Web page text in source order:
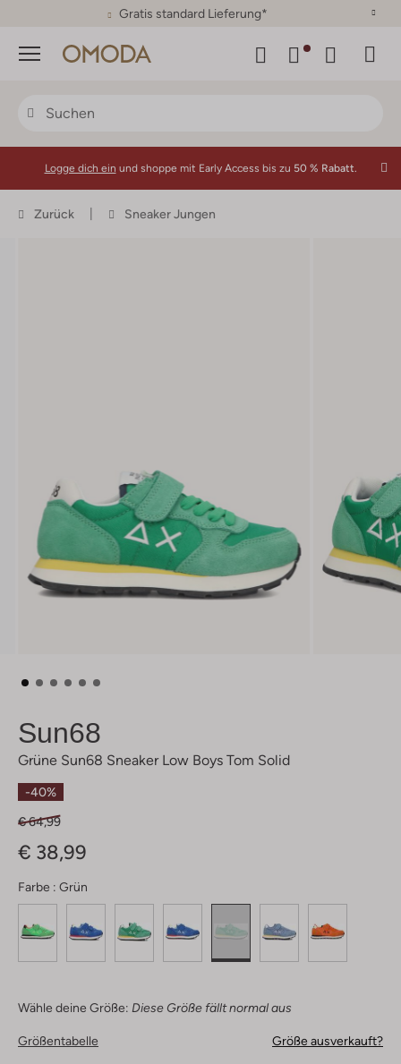
30 Tage Rückgaberecht
Menü
Logge dich ein und shoppe mit Early Access bis zu 50 % Rabatt.
Zurück Sneaker Jungen
Sun68
Grüne Sun68 Sneaker Low Boys Tom Solid
-40%
€ 64,99
€ 38,99
Farbe : Grün
Wähle deine Größe: Diese Größe fällt normal aus
Größentabelle Größe ausverkauft?